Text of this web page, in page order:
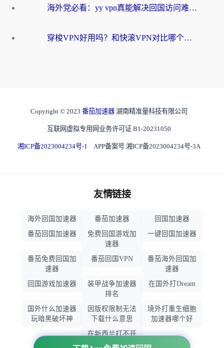
海外党必看：yy vpn真能解决回国访问难题？附云极initap测评+免费方案对比
穿梭VPN好用吗？和快滚VPN对比哪个回国效果更好？海外党选回国加速器必看指南
Copyright © 2023 番茄加速器 湖南精准量科技有限公司
互联网虚拟专用网业务许可证 B1-20231050
湘ICP备2023004234号-1 APP备案号 湘ICP备2023004234号-3A
友情链接
海外回国加速器 番茄加速器
回国加速器
番茄回国加速器
免费回国游戏加
速器
一键回国加速器
番茄免费回国加
速器
番茄回国VPN
番茄海外回国加
速器
回国游戏加速器
装甲战争加速器
排名
在国外打Dream
国外什么加速器
玩暗黑破坏神
因版权限制无法
下载什么意思
境外打重生细胞
加速器哪个好
在新西兰打不开
大智慧怎么办